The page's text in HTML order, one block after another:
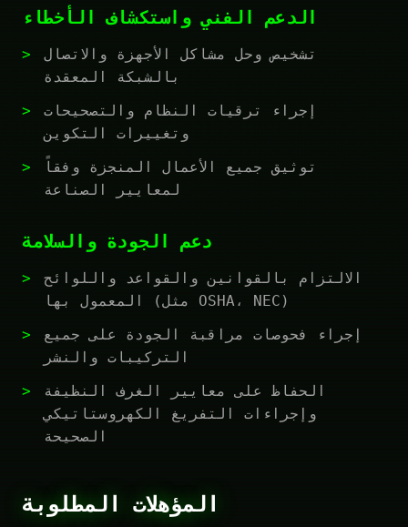
الدعم الفني واستكشاف الأخطاء
تشخيص وحل مشاكل الأجهزة والاتصال
بالشبكة المعقدة
إجراء ترقيات النظام والتصحيحات
وتغييرات التكوين
توثيق جميع الأعمال المنجزة وفقاً
لمعايير الصناعة
دعم الجودة والسلامة
الالتزام بالقوانين والقواعد واللوائح
المعمول بها (مثل OSHA، NEC)
إجراء فحوصات مراقبة الجودة على جميع
التركيبات والنشر
الحفاظ على معايير الغرف النظيفة
وإجراءات التفريغ الكهروستاتيكي
الصحيحة
المؤهلات المطلوبة